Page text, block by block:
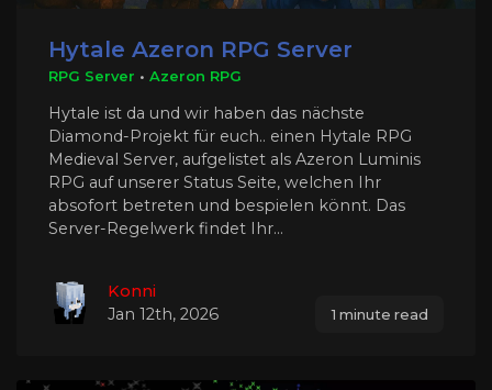
Hytale Azeron RPG Server
RPG Server • Azeron RPG
Hytale ist da und wir haben das nächste
Diamond-Projekt für euch.. einen Hytale RPG
Medieval Server, aufgelistet als Azeron Luminis
RPG auf unserer Status Seite, welchen Ihr
absofort betreten und bespielen könnt. Das
Server-Regelwerk findet Ihr...
Konni
Jan 12th, 2026
1 minute read